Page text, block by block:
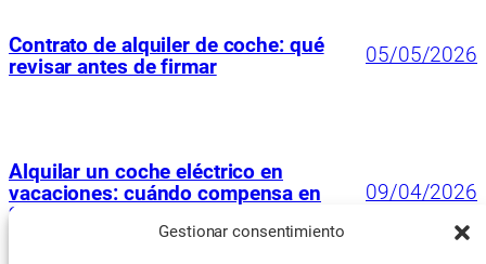
Gestionar consentimiento
Contrato de alquiler de coche: qué
revisar antes de firmar
05/05/2026
Alquilar un coche eléctrico en
vacaciones: cuándo compensa en
2026
09/04/2026